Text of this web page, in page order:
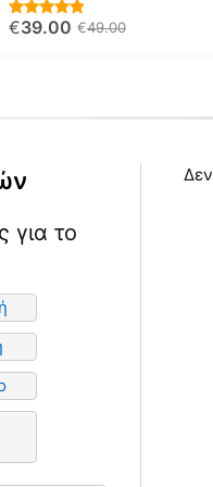
5.00
out of 5
49.00
€
39.00
€
επιλεγούν
στη
για το